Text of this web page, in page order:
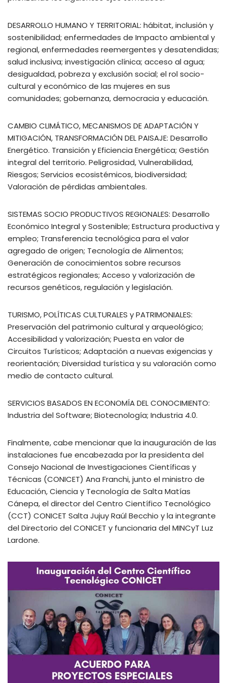
DESARROLLO HUMANO Y TERRITORIAL: hábitat, inclusión y
sostenibilidad; enfermedades de Impacto ambiental y
regional, enfermedades reemergentes y desatendidas;
salud inclusiva; investigación clínica; acceso al agua;
desigualdad, pobreza y exclusión social; el rol socio-
cultural y económico de las mujeres en sus
comunidades; gobernanza, democracia y educación.
CAMBIO CLIMÁTICO, MECANISMOS DE ADAPTACIÓN Y
MITIGACIÓN, TRANSFORMACIÓN DEL PAISAJE: Desarrollo
Energético. Transición y Eficiencia Energética; Gestión
integral del territorio. Peligrosidad, Vulnerabilidad,
Riesgos; Servicios ecosistémicos, biodiversidad;
Valoración de pérdidas ambientales.
SISTEMAS SOCIO PRODUCTIVOS REGIONALES: Desarrollo
Económico Integral y Sostenible; Estructura productiva y
empleo; Transferencia tecnológica para el valor
agregado de origen; Tecnología de Alimentos;
Generación de conocimientos sobre recursos
estratégicos regionales; Acceso y valorización de
recursos genéticos, regulación y legislación.
TURISMO, POLÍTICAS CULTURALES y PATRIMONIALES:
Preservación del patrimonio cultural y arqueológico;
Accesibilidad y valorización; Puesta en valor de
Circuitos Turísticos; Adaptación a nuevas exigencias y
reorientación; Diversidad turística y su valoración como
medio de contacto cultural.
SERVICIOS BASADOS EN ECONOMÍA DEL CONOCIMIENTO:
Industria del Software; Biotecnología; Industria 4.0.
Finalmente, cabe mencionar que la inauguración de las
instalaciones fue encabezada por la presidenta del
Consejo Nacional de Investigaciones Científicas y
Técnicas (CONICET) Ana Franchi, junto el ministro de
Educación, Ciencia y Tecnología de Salta Matías
Cánepa, el director del Centro Científico Tecnológico
(CCT) CONICET Salta Jujuy Raúl Becchio y la integrante
del Directorio del CONICET y funcionaria del MINCyT Luz
Lardone.